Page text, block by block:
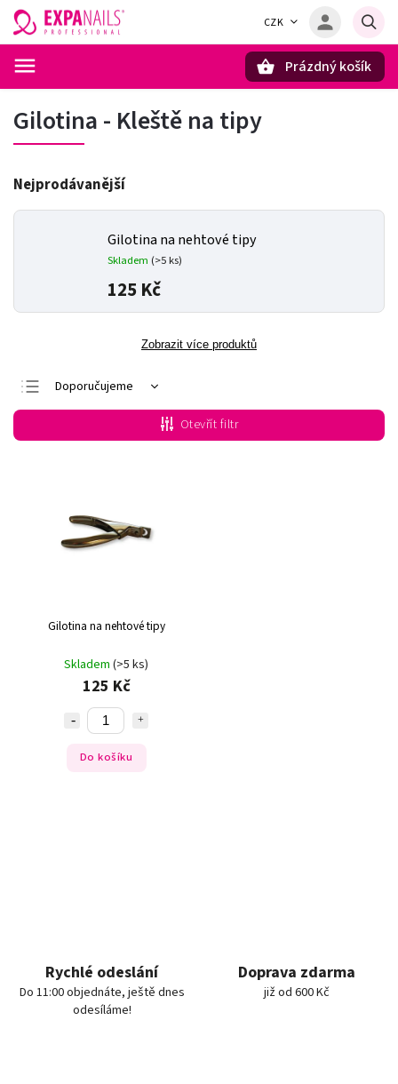
CZK
Prázdný košík
Gilotina - Kleště na tipy
Nejprodávanější
Gilotina na nehtové tipy
Skladem (>5 ks)
125 Kč
Zobrazit více produktů
Doporučujeme
Nejlevnější
Nejdražší
Otevřít filtr
Gilotina na nehtové tipy
Skladem (>5 ks)
125 Kč
Do košíku
Rychlé odeslání
Do 11:00 objednáte, ještě dnes
odesíláme!
Doprava zdarma
již od 600 Kč